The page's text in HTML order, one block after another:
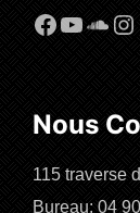
Facebook
Nous
115 traverse
Bureau: 04